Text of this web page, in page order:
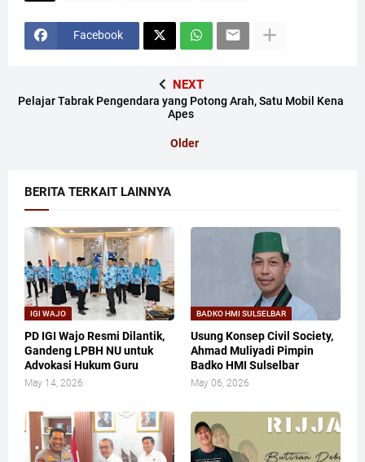
Facebook
NEXT
Pelajar Tabrak Pengendara yang Potong Arah, Satu Mobil Kena
Apes
Older
BERITA TERKAIT LAINNYA
IGI WAJO
PD IGI Wajo Resmi Dilantik,
Gandeng LPBH NU untuk
Advokasi Hukum Guru
May 14, 2026
BADKO HMI SULSELBAR
Usung Konsep Civil Society,
Ahmad Muliyadi Pimpin
Badko HMI Sulselbar
May 06, 2026